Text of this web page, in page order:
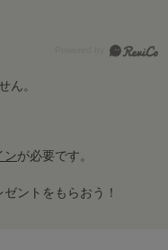
ん。
ンが必要です。
ントをもらおう！